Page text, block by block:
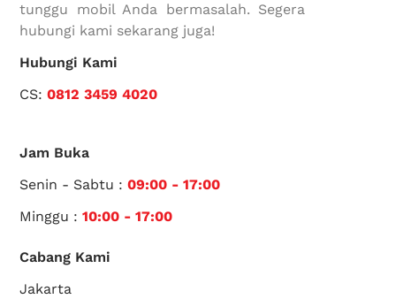
tunggu mobil Anda bermasalah. Segera
hubungi kami sekarang juga!
Hubungi Kami
CS:0812 3459 4020
Jam Buka
Senin - Sabtu :09:00 - 17:00
Minggu :10:00 - 17:00
Cabang Kami
Jakarta